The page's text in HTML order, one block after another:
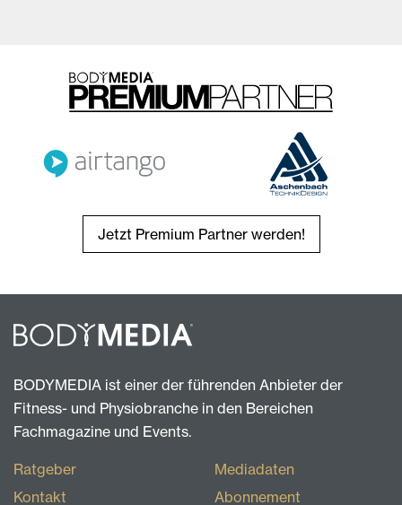
Jetzt Premium Partner werden!
BODYMEDIA ist einer der führenden Anbieter der
Fitness- und Physiobranche in den Bereichen
Fachmagazine und Events.
Ratgeber
Kontakt
Mediadaten
Abonnement